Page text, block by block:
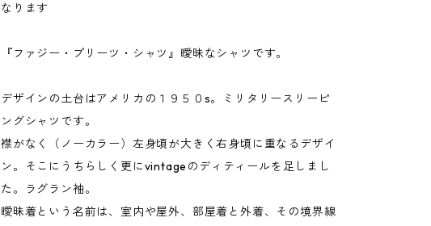
なります
『ファジー・プリーツ・シャツ』曖昧なシャツです。
デザインの土台はアメリカの１９５０s。ミリタリースリーピ
ングシャツです。
襟がなく（ノーカラー）左身頃が大きく右身頃に重なるデザイ
ン。そこにうちらしく更にvintageのディティールを足しまし
た。ラグラン袖。
曖昧着という名前は、室内や屋外、部屋着と外着、その境界線